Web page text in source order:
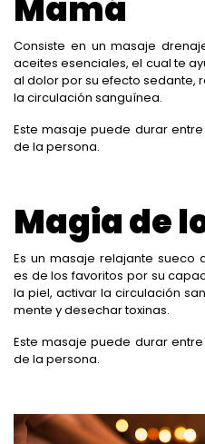
Mamá
Consiste en un masaje
aceites esenciales, el cual te
al dolor por su efecto sedante,
la circulación sanguínea.
Este masaje puede durar
de la persona.
Magia de
Es un masaje relajante sueco
es de los favoritos por su
la piel, activar la circulación
mente y desechar toxinas.
Este masaje puede durar
de la persona.